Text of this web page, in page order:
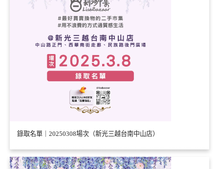
錄取名單｜20250308場次（新光三越台南中山店）